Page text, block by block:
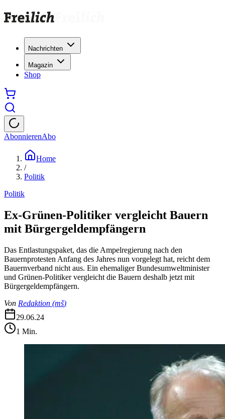
Nachrichten
Magazin
Shop
AbonnierenAbo
Home
/
Politik
Politik
Ex-Grünen-Politiker vergleicht Bauern
mit Bürgergeldempfängern
Das Entlastungspaket, das die Ampelregierung nach den
Bauernprotesten Anfang des Jahres nun vorgelegt hat, reicht dem
Bauernverband nicht aus. Ein ehemaliger Bundesumweltminister
und Grünen-Politiker vergleicht die Bauern deshalb jetzt mit
Bürgergeldempfängern.
Von Redaktion (mš)
29.06.24
1 Min.